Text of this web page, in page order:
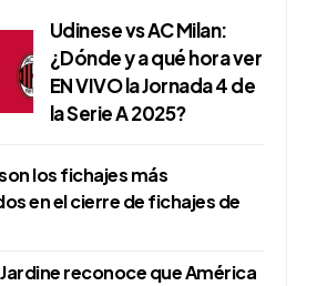
Udinese vs AC Milan:
¿Dónde y a qué hora ver
EN VIVO la Jornada 4 de
la Serie A 2025?
los fichajes más
en el cierre de fichajes de
reconoce que América